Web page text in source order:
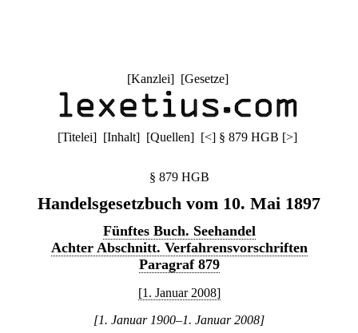
[Kanzlei] [Gesetze]
[Titelei] [Inhalt] [Quellen] [<] § 879 HGB [>]
§ 879 HGB
Handelsgesetzbuch vom 10. Mai 1897
Fünftes Buch. Seehandel
Achter Abschnitt. Verfahrensvorschriften
Paragraf 879
[1. Januar 2008]
[1. Januar 1900–1. Januar 2008]